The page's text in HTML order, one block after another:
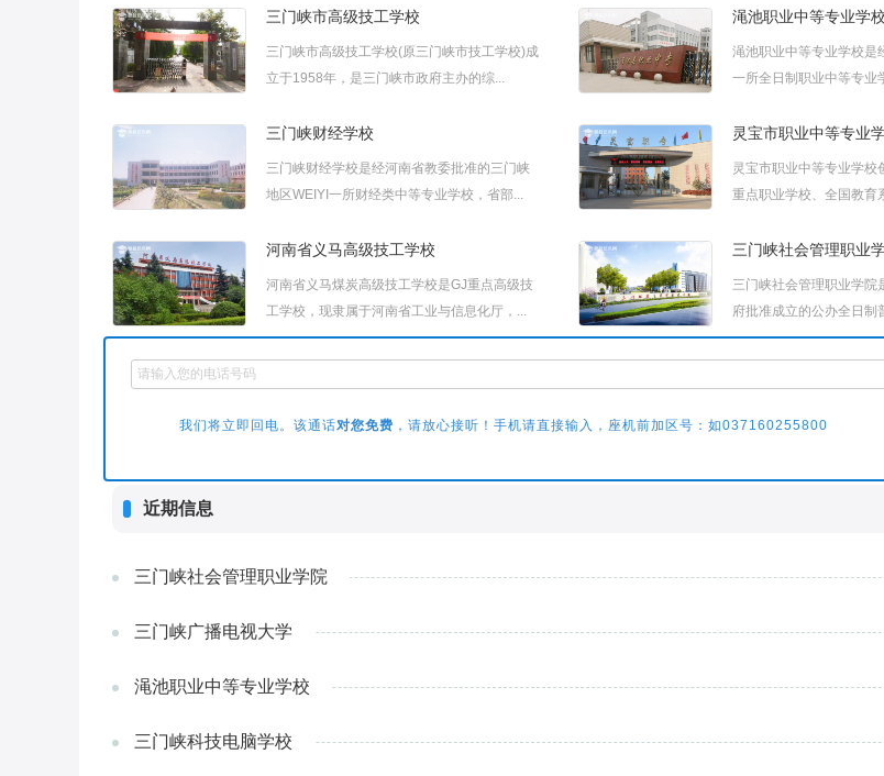
三门峡市高级技工学校
三门峡市高级技工学校(原三门峡市技工学校)成
立于1958年，是三门峡市政府主办的综...
渑池职业中等专业学校
渑池职业中等专业学校是
一所全日制职业中等专业
三门峡财经学校
三门峡财经学校是经河南省教委批准的三门峡
地区WEIYI一所财经类中等专业学校，省部...
灵宝市职业中等专业
灵宝市职业中等专业学校
重点职业学校、全国教育
河南省义马高级技工学校
河南省义马煤炭高级技工学校是GJ重点高级技
工学校，现隶属于河南省工业与信息化厅，...
三门峡社会管理职业
三门峡社会管理职业学院
府批准成立的公办全日制
河南省三门峡中等专业学校
批准建立的一所集艺术、理工、文科为...
三门峡市卫生学校
建于1987年(由原三门峡
近期信息
三门峡社会管理职业学院
三门峡广播电视大学
渑池职业中等专业学校
三门峡科技电脑学校
我们将立即回电。该通话对您免费 ，请放心接听！手机请直接输入，座机前加区号：如037160255800